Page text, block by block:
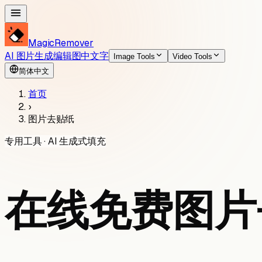
MagicRemover
AI 图片生成编辑图中文字 Image Tools
Video Tools
简体中文
首页
›
图片去贴纸
专用工具 · AI 生成式填充
在线免费图